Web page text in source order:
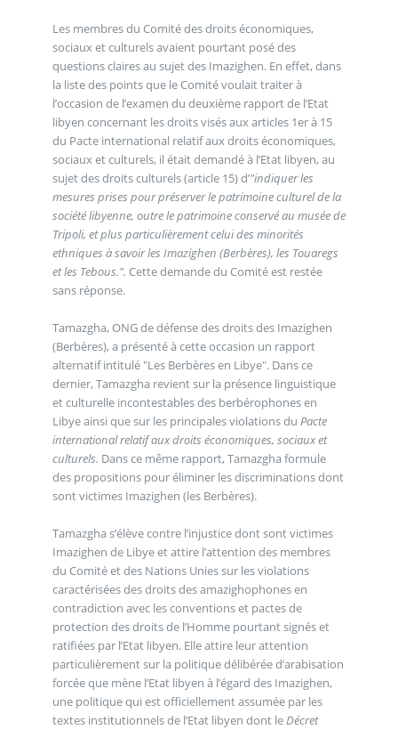
Les membres du Comité des droits économiques,
sociaux et culturels avaient pourtant posé des
questions claires au sujet des Imazighen. En effet, dans
la liste des points que le Comité voulait traiter à
l’occasion de l’examen du deuxième rapport de l’Etat
libyen concernant les droits visés aux articles 1er à 15
du Pacte international relatif aux droits économiques,
sociaux et culturels, il était demandé à l’Etat libyen, au
sujet des droits culturels (article 15) d’"indiquer les
mesures prises pour préserver le patrimoine culturel de la
société libyenne, outre le patrimoine conservé au musée de
Tripoli, et plus particulièrement celui des minorités
ethniques à savoir les Imazighen (Berbères), les Touaregs
et les Tebous.". Cette demande du Comité est restée
sans réponse.
Tamazgha, ONG de défense des droits des Imazighen
(Berbères), a présenté à cette occasion un rapport
alternatif intitulé "Les Berbères en Libye". Dans ce
dernier, Tamazgha revient sur la présence linguistique
et culturelle incontestables des berbérophones en
Libye ainsi que sur les principales violations du Pacte
international relatif aux droits économiques, sociaux et
culturels. Dans ce même rapport, Tamazgha formule
des propositions pour éliminer les discriminations dont
sont victimes Imazighen (les Berbères).
Tamazgha s’élève contre l’injustice dont sont victimes
Imazighen de Libye et attire l’attention des membres
du Comité et des Nations Unies sur les violations
caractérisées des droits des amazighophones en
contradiction avec les conventions et pactes de
protection des droits de l’Homme pourtant signés et
ratifiées par l’Etat libyen. Elle attire leur attention
particulièrement sur la politique délibérée d’arabisation
forcée que mène l’Etat libyen à l’égard des Imazighen,
une politique qui est officiellement assumée par les
textes institutionnels de l’Etat libyen dont leDécret